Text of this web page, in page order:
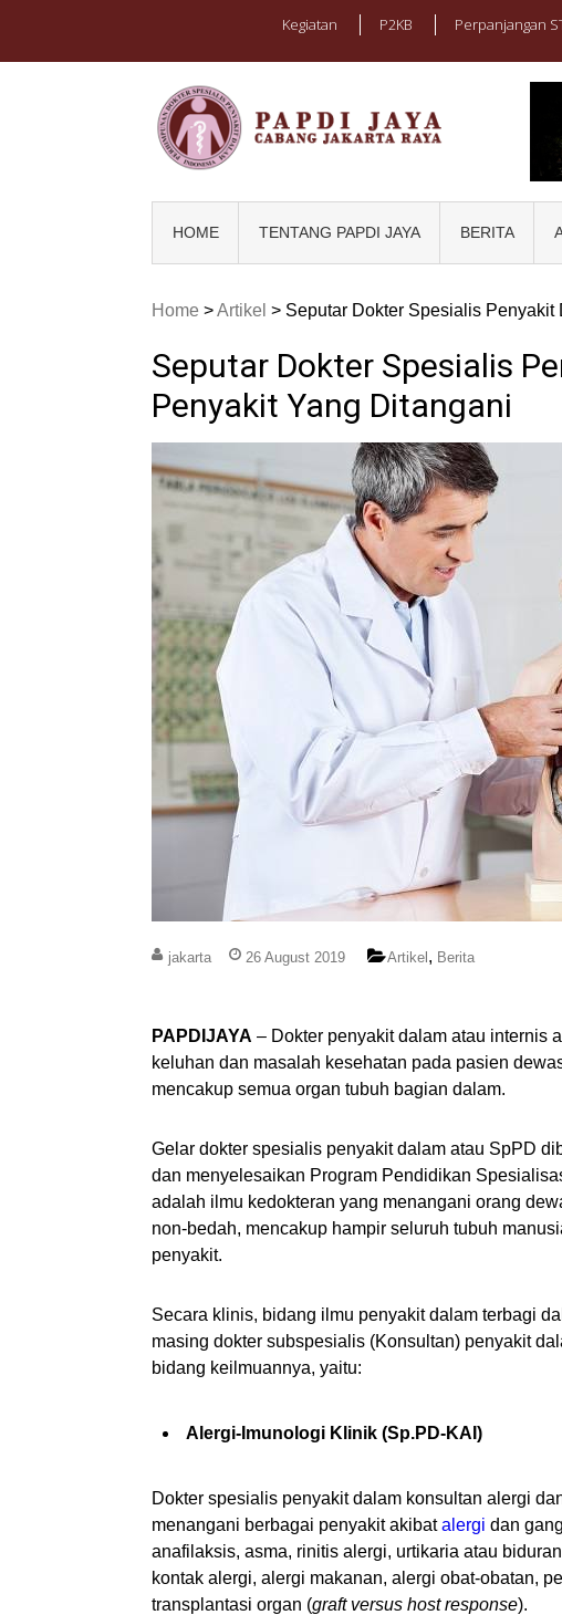
Kegiatan P2KB Perpanjangan
Cabang
HOME TENTANG PAPDI JAYA BERITA
Home >Artikel > Seputar Dokter Spesialis
Seputar Dokter Spesialis
Penyakit Yang Ditangani
jakarta 26 August 2019 Artikel , Berita
PAPDIJAYA – Dokter penyakit dalam atau internis
keluhan dan masalah kesehatan pada pasien
mencakup semua organ tubuh bagian dalam.
Gelar dokter spesialis penyakit dalam atau SpPD
dan menyelesaikan Program Pendidikan
adalah ilmu kedokteran yang menangani orang
non-bedah, mencakup hampir seluruh tubuh
penyakit.
Secara klinis, bidang ilmu penyakit dalam terbagi
masing dokter subspesialis (Konsultan) penyakit
bidang keilmuannya, yaitu:
Alergi-Imunologi Klinik (Sp.PD-KAI)
Dokter spesialis penyakit dalam konsultan alergi
menangani berbagai penyakit akibatalergi dan
anafilaksis, asma, rinitis alergi, urtikaria atau
kontak alergi, alergi makanan, alergi obat-obatan,
transplantasi organ (graft versus host response).